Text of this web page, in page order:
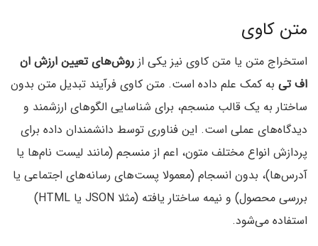
متن كاوی
استخراج متن یا متن کاوی نیز یکی از روش‌های تعیین ارزش ان
اف تی به کمک علم داده است. متن کاوی فرآیند تبدیل متن بدون
ساختار به یک قالب منسجم، برای شناسایی الگوهای ارزشمند و
دیدگاه‌های عملی است. این فناوری توسط دانشمندان داده برای
پردازش انواع مختلف متون، اعم از منسجم (مانند لیست نام‌ها یا
آدرس‌ها)، بدون انسجام (معمولا پست‌های رسانه‌های اجتماعی یا
بررسی محصول) و نیمه ساختار یافته (مثلا JSON یا HTML)
استفاده می‌شود.